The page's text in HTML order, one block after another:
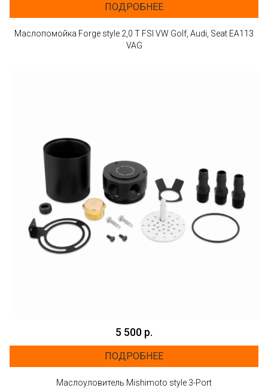
ПОДРОБНЕЕ
Маслопомойка Forge style 2,0 T FSI VW Golf, Audi, Seat EA113
VAG
5 500 р.
ПОДРОБНЕЕ
Маслоуловитель Mishimoto style 3-Port